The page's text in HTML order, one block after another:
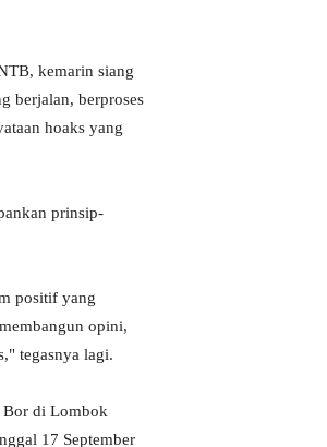
kemarin siang
berjalan, berproses
hoaks yang
prinsip-
positif yang
opini,
tegasnya lagi.
Bor di Lombok
17 September